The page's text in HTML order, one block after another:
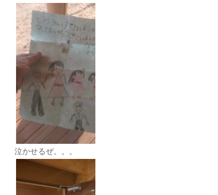
泣かせるぜ。。。